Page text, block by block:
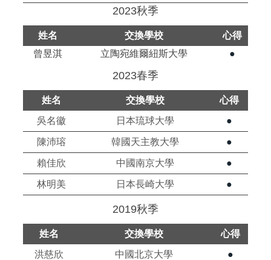
2023秋季
姓名 交換學校
心得
曾昱淇
立陶宛維爾紐斯大學 ●
2023春季
姓名 交換學校
心得
吳名徽
日本琉球大學 ●
陳沛瑢 韓國天主教大學 ●
賴佳欣 中國南京大學 ●
林明美 日本長崎大學 ●
2019秋季
姓名 交換學校
心得
洪慈欣
中國北京大學 ●